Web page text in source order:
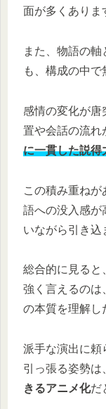
面が多くありま
また、物語の
も、構成の中で
感情の変化が唐
置や会話の流れ
に一貫した説得
この積み重ね
語への没入感が
いながら引き込
総合的に見ると
強く言えるのは
の本質を理解し
派手な演出に頼
引っ張る姿勢は
きるアニメ化だ